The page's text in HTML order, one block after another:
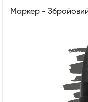
Маркер -